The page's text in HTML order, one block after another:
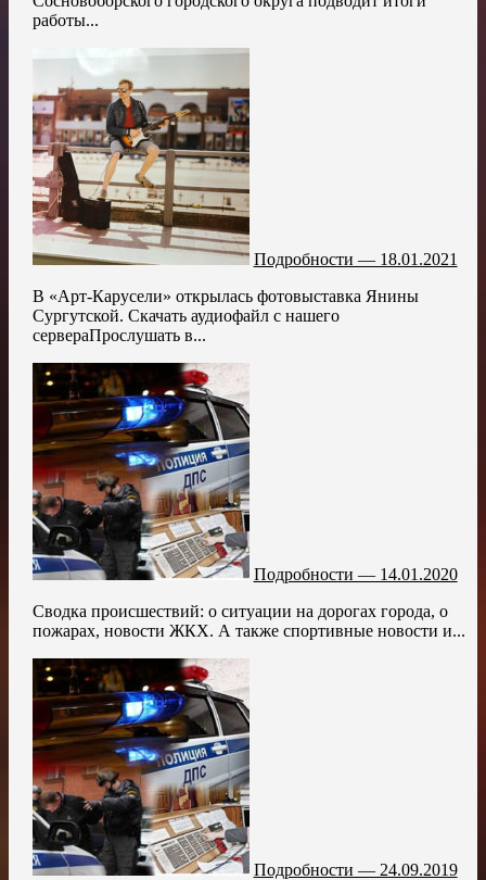
работы...
Подробности — 18.01.2021
В «Арт-Карусели» открылась фотовыставка Янины
Сургутской. Скачать аудиофайл с нашего
сервераПрослушать в...
Подробности — 14.01.2020
Сводка происшествий: о ситуации на дорогах города, о
пожарах, новости ЖКХ. А также спортивные новости и...
Подробности — 24.09.2019